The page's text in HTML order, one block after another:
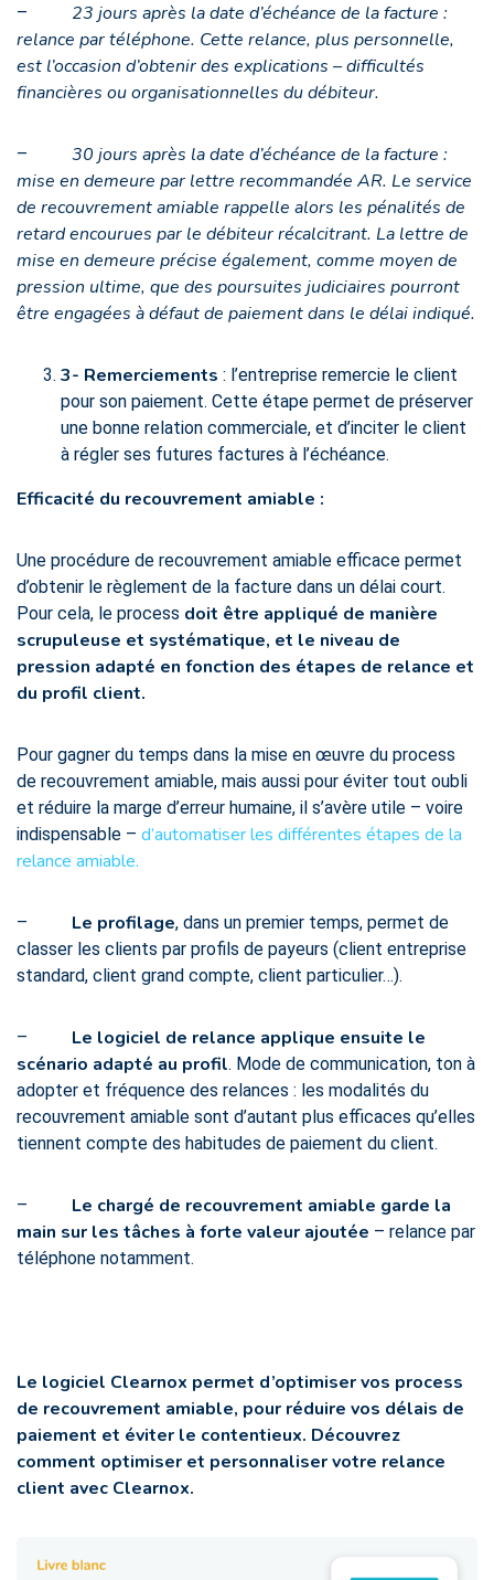
– 23 jours après la date d’échéance de la facture :
relance par téléphone. Cette relance, plus personnelle,
est l’occasion d’obtenir des explications – difficultés
financières ou organisationnelles du débiteur.
– 30 jours après la date d’échéance de la facture :
mise en demeure par lettre recommandée AR. Le service
de recouvrement amiable rappelle alors les pénalités de
retard encourues par le débiteur récalcitrant. La lettre de
mise en demeure précise également, comme moyen de
pression ultime, que des poursuites judiciaires pourront
être engagées à défaut de paiement dans le délai indiqué.
3- Remerciements : l’entreprise remercie le client
pour son paiement. Cette étape permet de préserver
une bonne relation commerciale, et d’inciter le client
à régler ses futures factures à l’échéance.
Efficacité du recouvrement amiable :
Une procédure de recouvrement amiable efficace permet
d’obtenir le règlement de la facture dans un délai court.
Pour cela, le process doit être appliqué de manière
scrupuleuse et systématique, et le niveau de
pression adapté en fonction des étapes de relance et
du profil client.
Pour gagner du temps dans la mise en œuvre du process
de recouvrement amiable, mais aussi pour éviter tout oubli
et réduire la marge d’erreur humaine, il s’avère utile – voire
indispensable – d’automatiser les différentes étapes de la
relance amiable.
– Le profilage, dans un premier temps, permet de
classer les clients par profils de payeurs (client entreprise
standard, client grand compte, client particulier…).
–
Le logiciel de relance applique ensuite le
scénario adapté au profil. Mode de communication, ton à
adopter et fréquence des relances : les modalités du
recouvrement amiable sont d’autant plus efficaces qu’elles
tiennent compte des habitudes de paiement du client.
– Le chargé de recouvrement amiable garde la
main sur les tâches à forte valeur ajoutée – relance par
téléphone notamment.
Le logiciel Clearnox permet d’optimiser vos process
de recouvrement amiable, pour réduire vos délais de
paiement et éviter le contentieux. Découvrez
comment optimiser et personnaliser votre relance
client avec Clearnox.